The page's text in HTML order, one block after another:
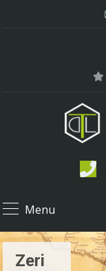
Menu
Zeri